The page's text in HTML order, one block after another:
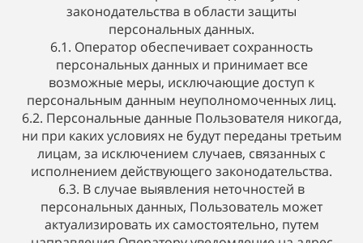
законодательства в области защиты
персональных данных.
6.1. Оператор обеспечивает сохранность
персональных данных и принимает все
возможные меры, исключающие доступ к
персональным данным неуполномоченных лиц.
6.2. Персональные данные Пользователя никогда,
ни при каких условиях не будут переданы третьим
лицам, за исключением случаев, связанных с
исполнением действующего законодательства.
6.3. В случае выявления неточностей в
персональных данных, Пользователь может
актуализировать их самостоятельно, путем